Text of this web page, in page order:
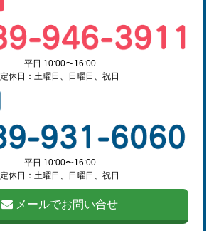
平日 10:00〜16:00
定休日：土曜日、日曜日、祝日
平日 10:00〜16:00
定休日：土曜日、日曜日、祝日
メールでお問い合せ